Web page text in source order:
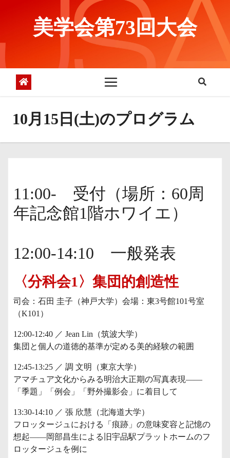
ン
へ
美学会第73回大会
10月15日(土)のプログラム
11:00- 受付（場所：60周
年記念館1階ホワイエ）
12:00-14:10 一般発表
〈分科会1〉集団的創造性
司会：石田 圭子（神戸大学）会場：東3号館101号室
（K101）
12:00-12:40 ／ Jean Lin（筑波大学）
集団と個人の道徳的基準が定める美的経験の範囲
12:45-13:25 ／ 調 文明（東京大学）
アマチュア文化からみる明治大正期の写真表現——
「季題」「例会」「野外撮影会」に着目して
13:30-14:10 ／ 張 欣慧（北海道大学）
フロッタージュにおける「痕跡」の意味変容と記憶の
想起——岡部昌生による旧宇品駅プラットホームのフ
ロッタージュを例に